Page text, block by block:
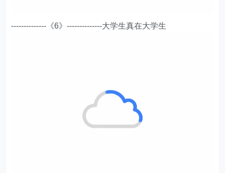
--------------《6》--------------大学生真在大学生